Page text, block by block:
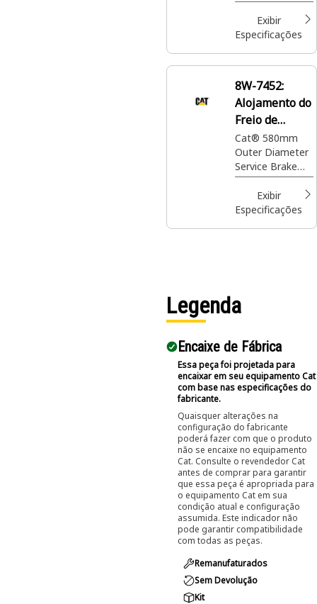
certain Landfill
Compactor and
Wheel Loader
Exibir
Especificações
8W-7452:
Alojamento do
Freio de
Serviço
Cat® 580mm
Outer Diameter
Service Brake
Housing
Exibir
Especificações
Legenda
Encaixe de Fábrica
Essa peça foi projetada para
encaixar em seu equipamento Cat
com base nas especificações do
fabricante.
Quaisquer alterações na
configuração do fabricante
poderá fazer com que o produto
não se encaixe no equipamento
Cat. Consulte o revendedor Cat
antes de comprar para garantir
que essa peça é apropriada para
o equipamento Cat em sua
condição atual e configuração
assumida. Este indicador não
pode garantir compatibilidade
com todas as peças.
Remanufaturados
Sem Devolução
Kit